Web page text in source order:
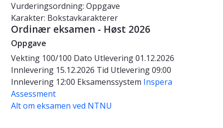
Vurderingsordning: Oppgave
Karakter: Bokstavkarakterer
Ordinær eksamen - Høst 2026
Oppgave
Vekting 100/100 Dato Utlevering 01.12.2026
Innlevering 15.12.2026 Tid Utlevering 09:00
Innlevering 12:00 Eksamenssystem Inspera
Assessment
Alt om eksamen ved NTNU